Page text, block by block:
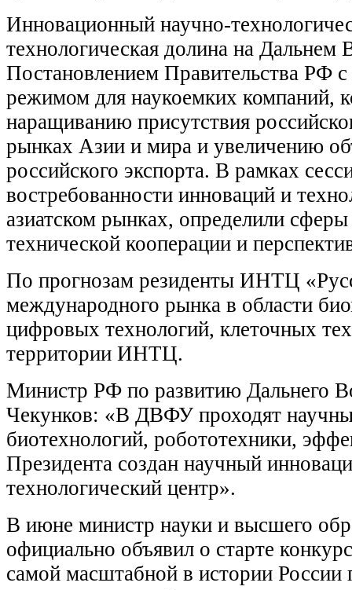
Инновационный научно-
технологическая долина на Дальнем
Постановлением Правительства РФ
режимом для наукоемких компаний,
наращиванию присутствия
рынках Азии и мира и увеличению
российского экспорта. В рамках
востребованности инноваций и
азиатском рынках, определили
технической кооперации и
По прогнозам резиденты ИНТЦ
международного рынка в области
цифровых технологий, клеточных
территории ИНТЦ.
Министр РФ по развитию Дальнего
Чекунков: «В ДВФУ проходят
биотехнологий, робототехники,
Президента создан научный
технологический центр».
В июне министр науки и высшего
официально объявил о старте
самой масштабной в истории России